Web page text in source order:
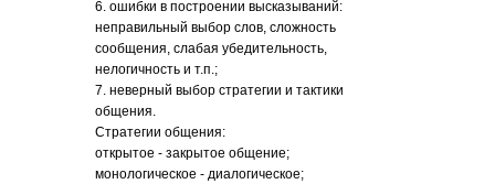
6. ошибки в построении высказываний:
неправильный выбор слов, сложность
сообщения, слабая убедительность,
нелогичность и т.п.;
7. неверный выбор стратегии и тактики
общения.
Стратегии общения:
открытое - закрытое общение;
монологическое - диалогическое;